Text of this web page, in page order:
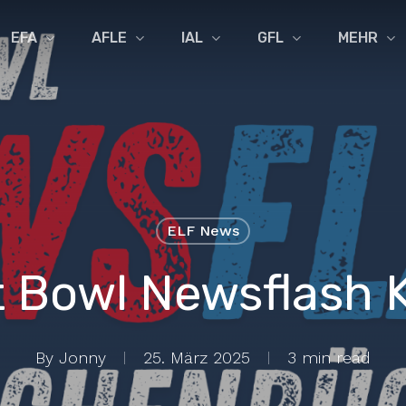
EFA AFLE IAL GFL MEHR
ELF News
Bowl Newsflash
By Jonny 25. März 2025 3 min read